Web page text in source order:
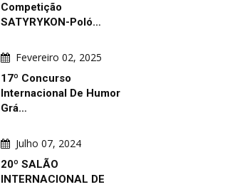
Competição
SATYRYKON-Poló…
Fevereiro 02, 2025
17º Concurso
Internacional De Humor
Grá…
Julho 07, 2024
20º SALÃO
INTERNACIONAL DE